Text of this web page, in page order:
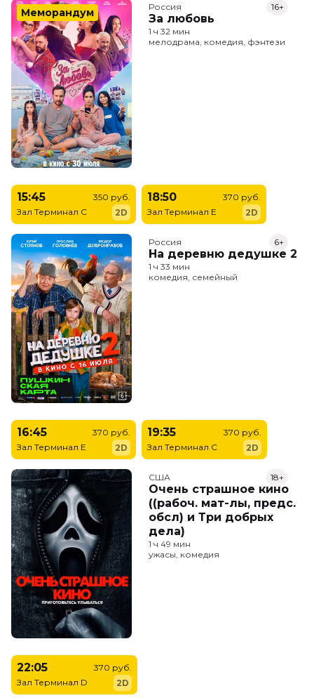
Меморандум Россия
За любовь
16+
1 ч 32 мин
мелодрама, комедия, фэнтези
15:45
Зал Терминал C
350 руб.
2D
18:50
Зал Терминал E
370 руб.
2D
Россия
На деревню дедушке 2
6+
1 ч 33 мин
комедия, семейный
16:45
Зал Терминал E
370 руб.
2D
19:35
Зал Терминал C
370 руб.
2D
США
Очень страшное кино
((рабоч. мат-лы, предс.
обсл) и Три добрых
дела)
18+
1 ч 49 мин
ужасы, комедия
22:05
Зал Терминал D
370 руб.
2D